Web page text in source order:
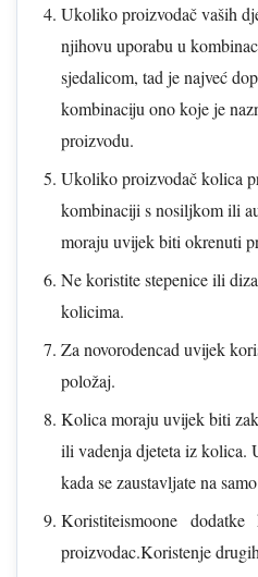
Ukoliko proizvodač vaših
njihovu uporabu u
sjedalicom, tad je najveć
kombinaciju ono koje je
proizvodu.
Ukoliko proizvodač kolica
kombinaciji s nosiljkom ili
moraju uvijek biti okrenuti
Ne koristite stepenice ili
kolicima.
Za novorodencad uvijek
položaj.
Kolica moraju uvijek biti
ili vadenja djeteta iz kolica.
kada se zaustavljate na
Koristiteismoone
proizvodac.Koristenje